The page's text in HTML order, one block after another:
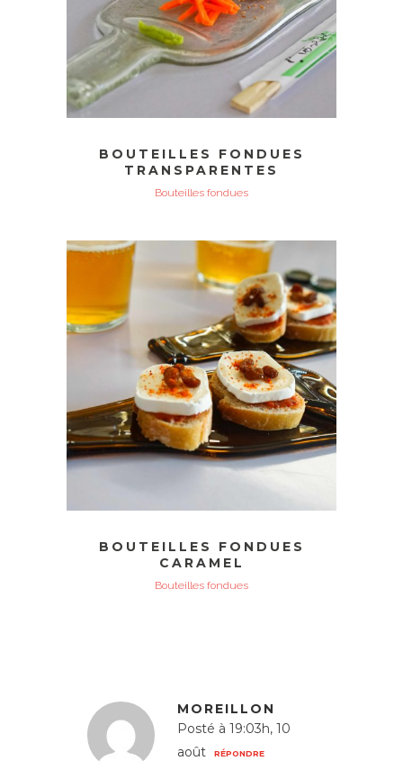
BOUTEILLES FONDUES
TRANSPARENTES
Bouteilles fondues
BOUTEILLES FONDUES
CARAMEL
Bouteilles fondues
MOREILLON
Posté à 19:03h, 10
août
RÉPONDRE